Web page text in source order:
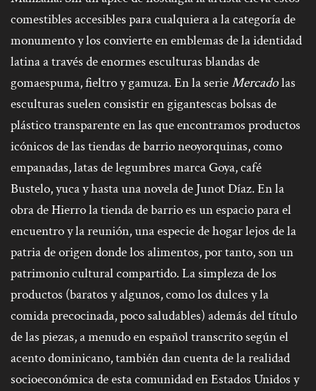
comestibles accesibles para cualquiera a la categoría de
monumento y los convierte en emblemas de la identidad
latina a través de enormes esculturas blandas de
gomaespuma, fieltro y gamuza. En la serieMercadolas
esculturas suelen consistir en gigantescas bolsas de
plástico transparente en las que encontramos productos
icónicos de las tiendas de barrio neoyorquinas, como
empanadas, latas de legumbres marca Goya, café
Bustelo, yuca y hasta una novela de Junot Díaz. En la
obra de Hierro la tienda de barrio es un espacio para el
encuentro y la reunión, una especie de hogar lejos de la
patria de origen donde los alimentos, por tanto, son un
patrimonio cultural compartido. La simpleza de los
productos (baratos y algunos, como los dulces y la
comida precocinada, poco saludables) además del título
de las piezas, a menudo en español transcrito según el
acento dominicano, también dan cuenta de la realidad
socioeconómica de esta comunidad en Estados Unidos y